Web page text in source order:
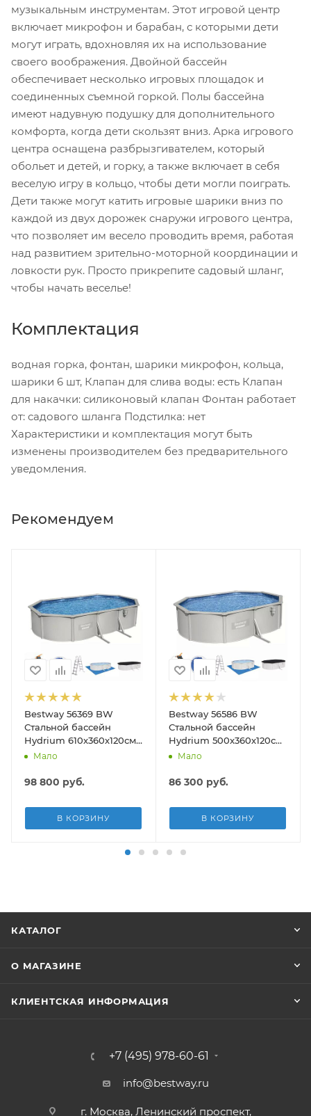
музыкальным инструментам. Этот игровой центр
включает микрофон и барабан, с которыми дети
могут играть, вдохновляя их на использование
своего воображения. Двойной бассейн
обеспечивает несколько игровых площадок и
соединенных съемной горкой. Полы бассейна
имеют надувную подушку для дополнительного
комфорта, когда дети скользят вниз. Арка игрового
центра оснащена разбрызгивателем, который
обольет и детей, и горку, а также включает в себя
веселую игру в кольцо, чтобы дети могли поиграть.
Дети также могут катить игровые шарики вниз по
каждой из двух дорожек снаружи игрового центра,
что позволяет им весело проводить время, работая
над развитием зрительно-моторной координации и
ловкости рук. Просто прикрепите садовый шланг,
чтобы начать веселье!
Комплектация
водная горка, фонтан, шарики микрофон, кольца,
шарики 6 шт, Клапан для слива воды: есть Клапан
для накачки: силиконовый клапан Фонтан работает
от: садового шланга Подстилка: нет
Характеристики и комплектация могут быть
изменены производителем без предварительного
уведомления.
Рекомендуем
Bestway 56369 BW
Стальной бассейн
Hydrium 610х360х120см,
19929л, песч.фил.-нас
подст.
Мало
98 800 руб.
В КОРЗИНУ
Bestway 56586 BW
Стальной бассейн
Hydrium 500х360х120см,
16296л, песч.фил.-нас
подст, попл.-доз
Мало
86 300 руб.
В КОРЗИНУ
КАТАЛОГ
О МАГАЗИНЕ
КЛИЕНТСКАЯ ИНФОРМАЦИЯ
+7 (495) 978-60-61
info@bestway.ru
г. Москва, Ленинский проспект,